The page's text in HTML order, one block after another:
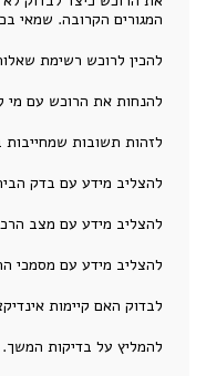
המגורים הקרובה. שמאי
להכין לרוכש רשימת
להנחות את הרוכש עם מי
לזהות תשובות שמחייבות
להצליב מידע עם בדק
להצליב מידע עם מצב
להצליב מידע עם מסמכי
לבדוק האם קיימות
להמליץ על בדיקות המשך.